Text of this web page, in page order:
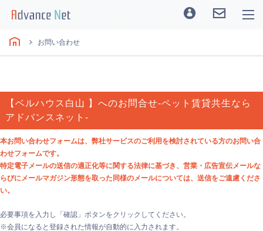
お問い合わせ
【ベルハウス白山 】へのお問合せ-ペット賃貸共生なら
アドバンスネット-
本お問い合わせフォームは、弊社サービスのご利用を検討されている方のお問い合
わせフォームです。
特定電子メールの送信の適正化等に関する法律に基づき、営業・広告宣伝メールな
らびにメールマガジン形態を取った同様のメールについては、送信をご遠慮くださ
い。
必要事項を入力し「確認」ボタンをクリックしてください。
※会員になると登録された情報が自動的に入力されます。